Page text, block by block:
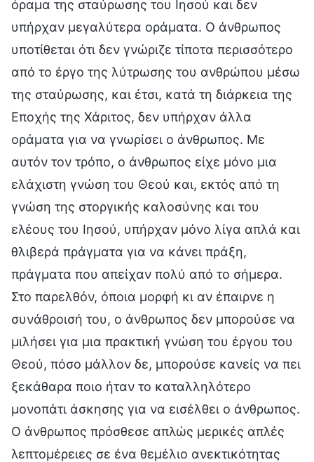
όραμα της σταύρωσης του Ιησού και δεν
υπήρχαν μεγαλύτερα οράματα. Ο άνθρωπος
υποτίθεται ότι δεν γνώριζε τίποτα περισσότερο
από το έργο της λύτρωσης του ανθρώπου μέσω
της σταύρωσης, και έτσι, κατά τη διάρκεια της
Εποχής της Χάριτος, δεν υπήρχαν άλλα
οράματα για να γνωρίσει ο άνθρωπος. Με
αυτόν τον τρόπο, ο άνθρωπος είχε μόνο μια
ελάχιστη γνώση του Θεού και, εκτός από τη
γνώση της στοργικής καλοσύνης και του
ελέους του Ιησού, υπήρχαν μόνο λίγα απλά και
θλιβερά πράγματα για να κάνει πράξη,
πράγματα που απείχαν πολύ από το σήμερα.
Στο παρελθόν, όποια μορφή κι αν έπαιρνε η
συνάθροισή του, ο άνθρωπος δεν μπορούσε να
μιλήσει για μια πρακτική γνώση του έργου του
Θεού, πόσο μάλλον δε, μπορούσε κανείς να πει
ξεκάθαρα ποιο ήταν το καταλληλότερο
μονοπάτι άσκησης για να εισέλθει ο άνθρωπος.
Ο άνθρωπος πρόσθεσε απλώς μερικές απλές
λεπτομέρειες σε ένα θεμέλιο ανεκτικότητας